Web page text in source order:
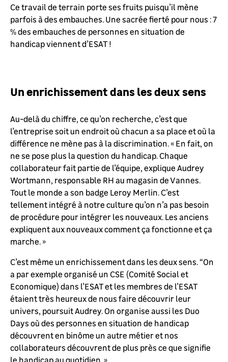
Ce travail de terrain porte ses fruits puisqu’il mène
parfois à des embauches. Une sacrée fierté pour nous : 7
% des embauches de personnes en situation de
handicap viennent d’ESAT !
Un enrichissement dans les deux sens
Au-delà du chiffre, ce qu’on recherche, c’est que
l’entreprise soit un endroit où chacun a sa place et où la
différence ne mène pas à la discrimination. « En fait, on
ne se pose plus la question du handicap. Chaque
collaborateur fait partie de l’équipe, explique Audrey
Wortmann, responsable RH au magasin de Vannes.
Tout le monde a son badge Leroy Merlin. C’est
tellement intégré à notre culture qu’on n’a pas besoin
de procédure pour intégrer les nouveaux. Les anciens
expliquent aux nouveaux comment ça fonctionne et ça
marche. »
C’est même un enrichissement dans les deux sens. “On
a par exemple organisé un CSE (Comité Social et
Economique) dans l’ESAT et les membres de l’ESAT
étaient très heureux de nous faire découvrir leur
univers, poursuit Audrey. On organise aussi les Duo
Days où des personnes en situation de handicap
découvrent en binôme un autre métier et nos
collaborateurs découvrent de plus près ce que signifie